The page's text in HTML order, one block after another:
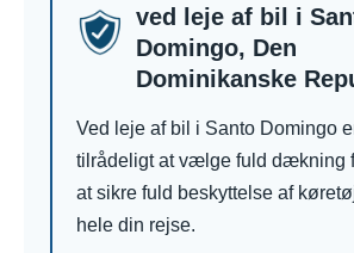
ved leje af bil i
Domingo, Den
Dominikanske
Ved leje af bil i Santo Domingo
tilrådeligt at vælge fuld dækning
at sikre fuld beskyttelse af
hele din rejse.